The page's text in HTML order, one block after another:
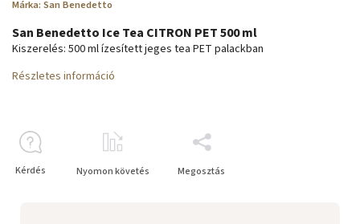
Márka: San Benedetto
San Benedetto Ice Tea CITRON PET 500 ml
Kiszerelés: 500 ml ízesített jeges tea PET palackban
Részletes információ
Kérdés Nyomon követés Megosztás